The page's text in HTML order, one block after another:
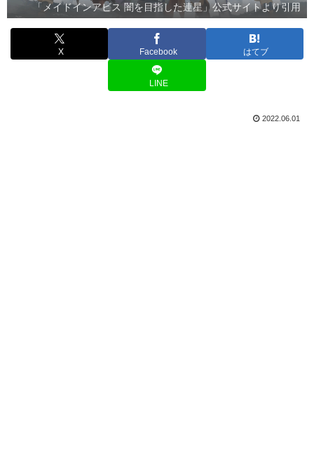
「メイドインアビス 闇を目指した連星」公式サイトより引用
X Facebook はてブ
LINE
2022.06.01